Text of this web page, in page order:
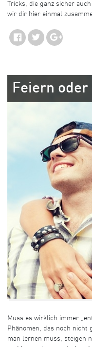
Tricks, die ganz sicher
wir dir hier einmal
Feiern oder
Muss es wirklich immer
Phänomen, das noch nicht
man lernen muss, steigen